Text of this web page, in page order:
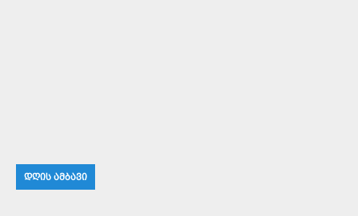
ᲓᲦᲘᲡ ᲐᲛᲑᲐᲕᲘ